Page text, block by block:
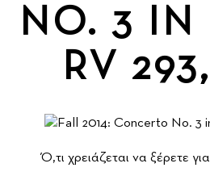
NO. 3 IN
RV
Ό,τι χρειάζεται να ξέρετε